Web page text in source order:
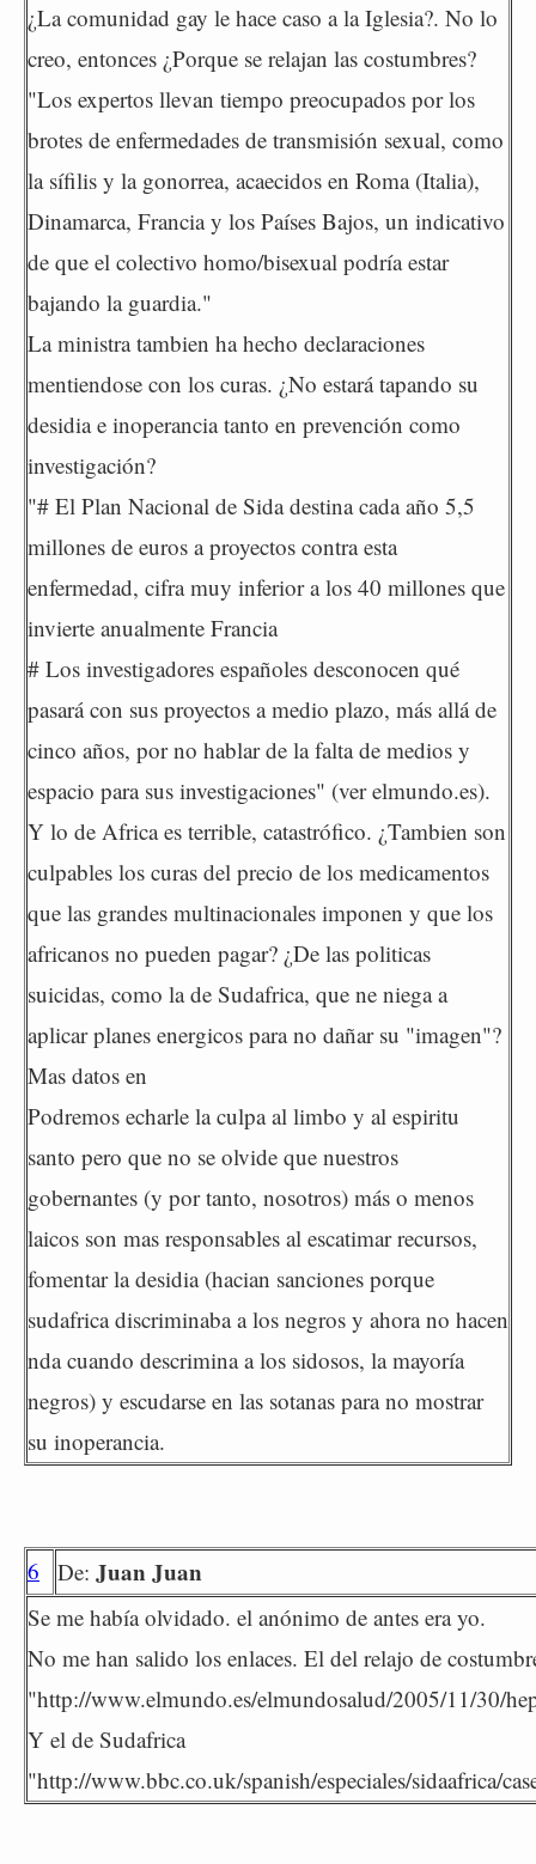
¿La comunidad gay le hace caso a la Iglesia?. No lo
creo, entonces ¿Porque se relajan las costumbres?
"Los expertos llevan tiempo preocupados por los
brotes de enfermedades de transmisión sexual, como
la sífilis y la gonorrea, acaecidos en Roma (Italia),
Dinamarca, Francia y los Países Bajos, un indicativo
de que el colectivo homo/bisexual podría estar
bajando la guardia."
La ministra tambien ha hecho declaraciones
mentiendose con los curas. ¿No estará tapando su
desidia e inoperancia tanto en prevención como
investigación?
"# El Plan Nacional de Sida destina cada año 5,5
millones de euros a proyectos contra esta
enfermedad, cifra muy inferior a los 40 millones que
invierte anualmente Francia
# Los investigadores españoles desconocen qué
pasará con sus proyectos a medio plazo, más allá de
cinco años, por no hablar de la falta de medios y
espacio para sus investigaciones" (ver elmundo.es).
Y lo de Africa es terrible, catastrófico. ¿Tambien son
culpables los curas del precio de los medicamentos
que las grandes multinacionales imponen y que los
africanos no pueden pagar? ¿De las politicas
suicidas, como la de Sudafrica, que ne niega a
aplicar planes energicos para no dañar su "imagen"?
Mas datos en
Podremos echarle la culpa al limbo y al espiritu
santo pero que no se olvide que nuestros
gobernantes (y por tanto, nosotros) más o menos
laicos son mas responsables al escatimar recursos,
fomentar la desidia (hacian sanciones porque
sudafrica discriminaba a los negros y ahora no hacen
nda cuando descrimina a los sidosos, la mayoría
negros) y escudarse en las sotanas para no mostrar
su inoperancia.
6 De: Juan Juan
Se me había olvidado. el anónimo de antes era yo.
No me han salido los enlaces. El del relajo de
"http://www.elmundo.es/elmundosalud/2005/11/30/
Y el de Sudafrica
"http://www.bbc.co.uk/spanish/especiales/sidaafrica/